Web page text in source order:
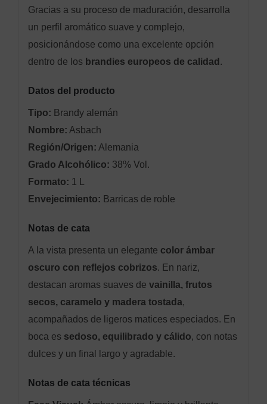
Gracias a su proceso de maduración, desarrolla
un perfil aromático suave y complejo,
posicionándose como una excelente opción
dentro de los brandies europeos de calidad .
Datos del producto
Tipo: Brandy alemán
Nombre: Asbach
Región/Origen: Alemania
Grado Alcohólico: 38% Vol.
Formato: 1 L
Envejecimiento: Barricas de roble
Notas de cata
A la vista presenta un elegante color ámbar
oscuro con reflejos cobrizos. En nariz,
destacan aromas suaves de vainilla, frutos
secos, caramelo y madera tostada,
acompañados de ligeros matices especiados. En
boca es sedoso, equilibrado y cálido, con notas
dulces y un final largo y agradable.
Notas de cata técnicas